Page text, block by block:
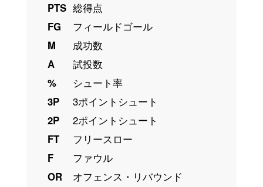
PTS 総得点
FG
フィールドゴール
M
成功数
A
試投数
%
シュート率
3P
3ポイントシュート
2P
2ポイントシュート
FT
フリースロー
F
ファウル
OR
オフェンス・リバウンド